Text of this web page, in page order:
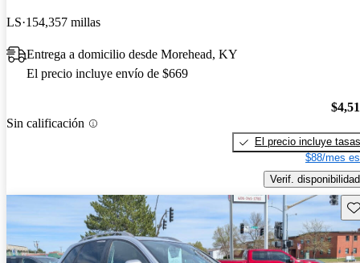
LS 154,357 millas
Entrega a domicilio desde Morehead, KY
El precio incluye envío de $669
Sin calificación
El precio incluye tasas
$88/mes
Verif. disponibilidad